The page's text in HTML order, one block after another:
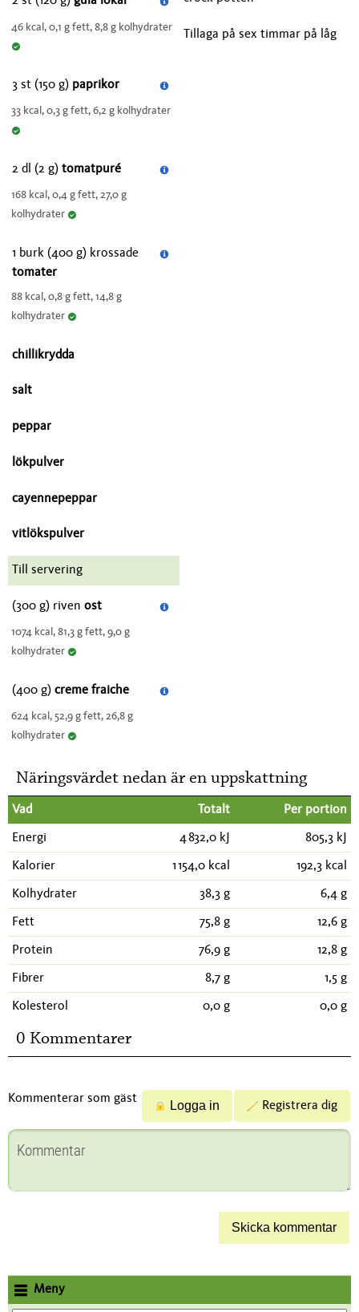
46 kcal, 0,1 g fett, 8,8 g kolhydrater
3 st (150 g) paprikor
33 kcal, 0,3 g fett, 6,2 g kolhydrater
2 dl (2 g) tomatpuré
168 kcal, 0,4 g fett, 27,0 g
kolhydrater
1 burk (400 g) krossade
tomater
88 kcal, 0,8 g fett, 14,8 g
kolhydrater
chillikrydda
salt
peppar
lökpulver
cayennepeppar
vitlökspulver
Till servering
(300 g) riven ost
1074 kcal, 81,3 g fett, 9,0 g
kolhydrater
(400 g) creme fraiche
624 kcal, 52,9 g fett, 26,8 g
kolhydrater
Tillaga på sex timmar på låg
Näringsvärdet nedan är en uppskattning
Vad Totalt Per portion
Energi 4 832,0 kJ 805,3 kJ
Kalorier 1 154,0 kcal 192,3 kcal
Kolhydrater 38,3 g 6,4 g
Fett 75,8 g 12,6 g
Protein 76,9 g 12,8 g
Fibrer 8,7 g 1,5 g
Kolesterol 0,0 g 0,0 g
0 Kommentarer
Logga in Registrera dig
Kommenterar som gäst
Meny